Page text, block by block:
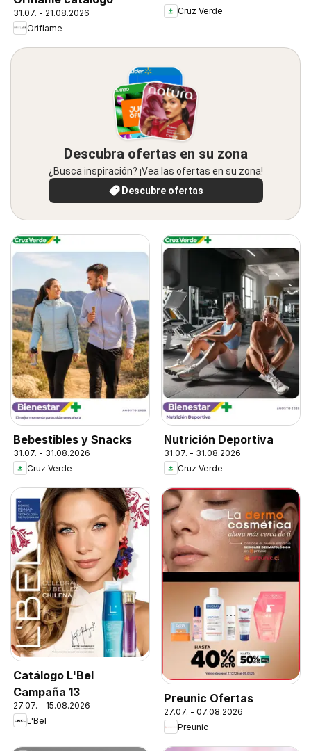
31.07. - 21.08.2026
Oriflame
Cruz Verde
Descubra ofertas en su zona
¿Busca inspiración? ¡Vea las ofertas en su zona!
Descubre ofertas
Bebestibles y Snacks
31.07. - 31.08.2026
Cruz Verde
Nutrición Deportiva
31.07. - 31.08.2026
Cruz Verde
Catálogo L'Bel
Campaña 13
27.07. - 15.08.2026
L'Bel
Preunic Ofertas
27.07. - 07.08.2026
Preunic